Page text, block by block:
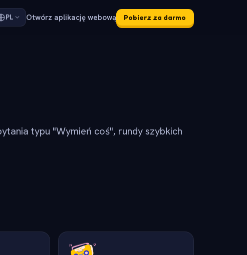
PL Otwórz aplikację webową Pobierz za darmo
typu "Wymień coś", rundy szybkich